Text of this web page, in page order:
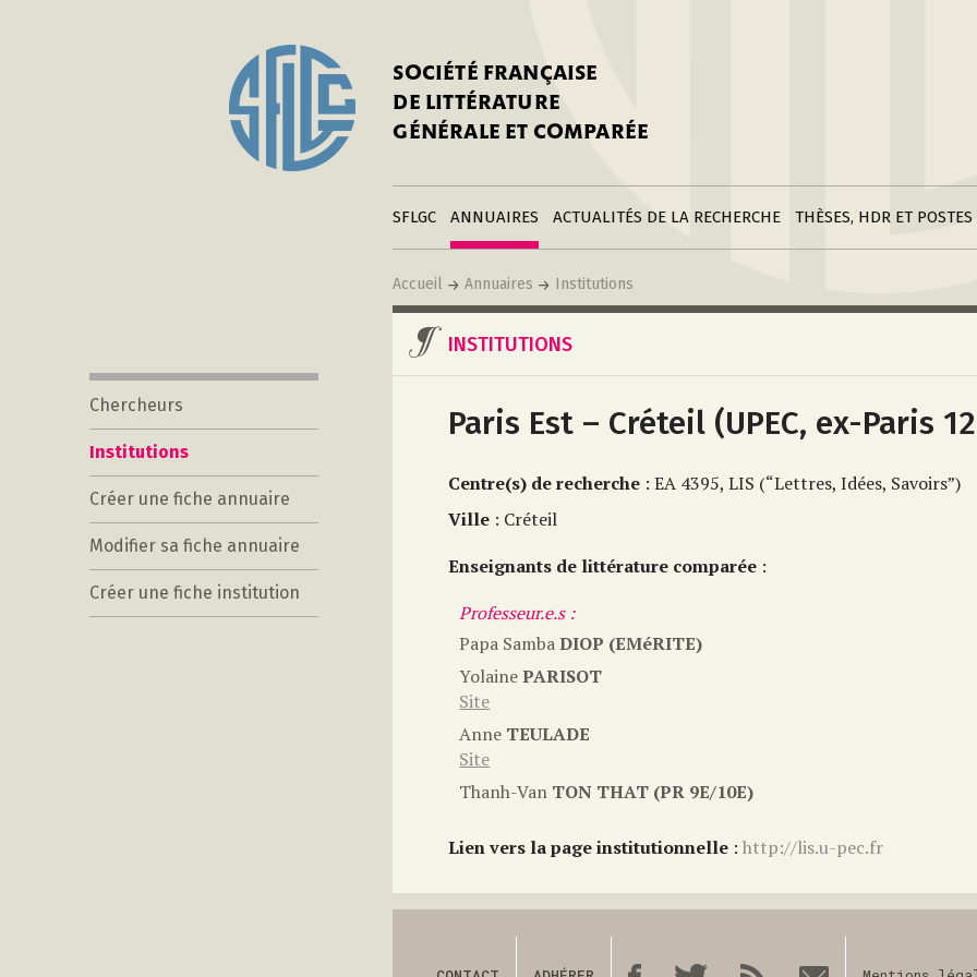
SOCIÉTÉ FRANÇAISE
DE LITTÉRATURE
GÉNÉRALE ET COMPARÉE
SFLGC
Adhérer à la SFLGC
Publier sur ce site
LiensANNUAIRES
Créer une fiche
annuaire
Modifier sa fiche
annuaire
Créer une fiche
institutionACTUALITÉS DE LA RECHERCHE
Divers
Soumettre une
annonce
THÈSES, HDR ET POSTES
Postes
Accueil Annuaires Institutions
Chercheurs
Institutions
Créer une fiche annuaire
Modifier sa fiche annuaire
Créer une fiche institution
INSTITUTIONS
Paris Est – Créteil (UPEC, ex-Paris
Centre(s) de recherche : EA 4395, LIS (“Lettres, Idées, Savoirs”)
Ville : Créteil
Enseignants de littérature comparée :
Professeur.e.s :
Papa SambaDIOP (EMéRITE)
YolainePARISOT
Site
Anne TEULADE
Site
Thanh-Van TON THAT (PR 9E/10E)
Lien vers la page institutionnelle :http://lis.u-pec.fr